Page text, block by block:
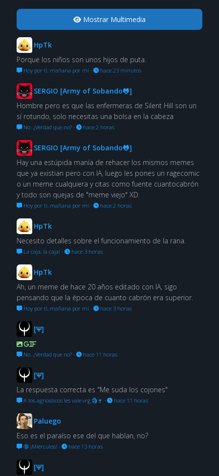
Mostrar Multimedia
HpTk
Porque los niños son unos hijos de puta.
Hoy por ti, mañana por mí· hace 23 minutos
SERGIO [Army of Sobando🐸]
Hombre pero es que las enfermeras de Silent Hill son un
sí rotundo, solo necesitas una bolsa en la cabeza
No. ¿Verdad que no?· hace 2 horas
SERGIO [Army of Sobando🐸]
Hay una estúpida manía de rehacer los mismos memes
que ya existian pero con IA, luego les pones un ragecomic
o un meme cualquiera y citas como fuente cuantocabrón
y todo son quejas de "meme viejo" XD
Hoy por ti, mañana por mí· hace 2 horas
HpTk
Necesito detalles sobre el funcionamiento de la rana.
La caja, la caja! · hace 3 horas
HpTk
Ah, un meme de hace 20 años editado con IA, sigo
pensando que la época de cuanto cabrón era superior.
Hoy por ti, mañana por mí· hace 3 horas
[Ψ]
GIF
No. ¿Verdad que no?· hace 11 horas
[Ψ]
La respuesta correcta es "Me suda los cojones"
A los agnosticos les vale vrg 🗿🍷 · hace 11 horas
Paluego
Eso es el paraíso ese del que hablan, no?
🔞 ¡Miérculos! · hace 13 horas
[Ψ]